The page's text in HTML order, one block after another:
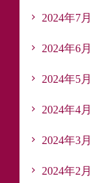
2024年7月
2024年6月
2024年5月
2024年4月
2024年3月
2024年2月